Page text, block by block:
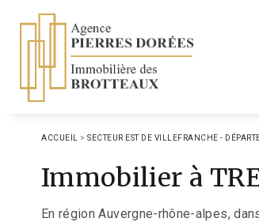
ACCUEIL > SECTEUR EST DE VILLEFRANCHE -
Immobilier à
En région Auvergne-rhône-alpes,